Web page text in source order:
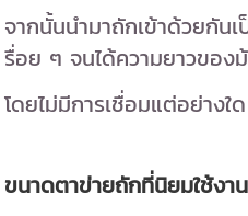
จากนั้นนำมาถักเข้าด้วยกัน
รื่อย ๆ จนได้ความยาวของ
โดยไม่มีการเชื่อมแต่อย่างใด
ขนาดตาข่ายถักที่นิยมใช้งาน